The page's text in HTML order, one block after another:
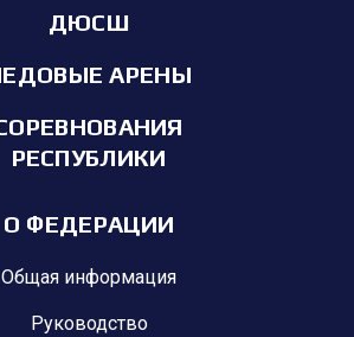
ДЮСШ
АРЕНЫ
РЕСПУБЛИКИ
О ФЕДЕРАЦИИ
Общая информация
Руководство